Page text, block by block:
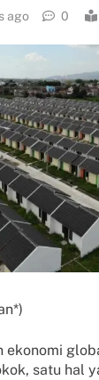
ago 0
ekonomi
satu hal